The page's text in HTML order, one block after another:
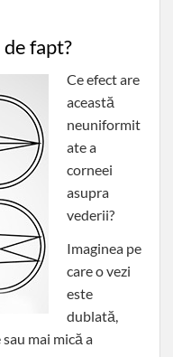
fapt?
Ce efect are
această
neuniformit
ate a
corneei
asupra
vederii?
Imaginea pe
care o vezi
este
dublată,
mai mică a